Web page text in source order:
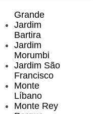
Grande
Jardim
Bartira
Jardim
Morumbi
Jardim São
Francisco
Monte
Líbano
Monte Rey